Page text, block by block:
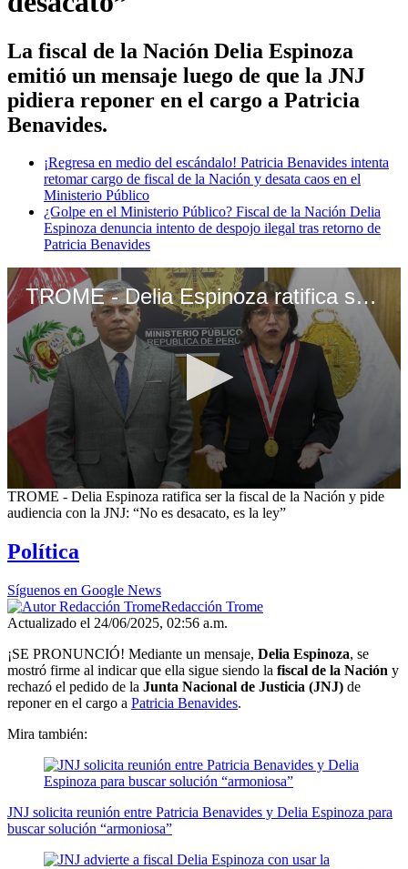
La fiscal de la Nación Delia Espinoza
emitió un mensaje luego de que la JNJ
pidiera reponer en el cargo a Patricia
Benavides.
¡Regresa en medio del escándalo! Patricia Benavides intenta
retomar cargo de fiscal de la Nación y desata caos en el
Ministerio Público
¿Golpe en el Ministerio Público? Fiscal de la Nación Delia
Espinoza denuncia intento de despojo ilegal tras retorno de
Patricia Benavides
TROME - Delia Espinoza ratifica ser la fiscal de la Nación y pide audiencia con la JNJ: “No es desacato, es la ley”
0
seconds
minutes,
27
seconds
TROME - Delia Espinoza ratifica ser la fiscal de la Nación y pide
audiencia con la JNJ: “No es desacato, es la ley”
Política
Síguenos en Google News
Redacción Trome
Actualizado el 24/06/2025, 02:56 a.m.
¡SE PRONUNCIÓ! Mediante un mensaje, Delia Espinoza, se
mostró firme al indicar que ella sigue siendo la fiscal de la Nación y
rechazó el pedido de la Junta Nacional de Justicia (JNJ) de
reponer en el cargo a Patricia Benavides.
Mira también:
JNJ solicita reunión entre Patricia Benavides y Delia Espinoza para
buscar solución “armoniosa”